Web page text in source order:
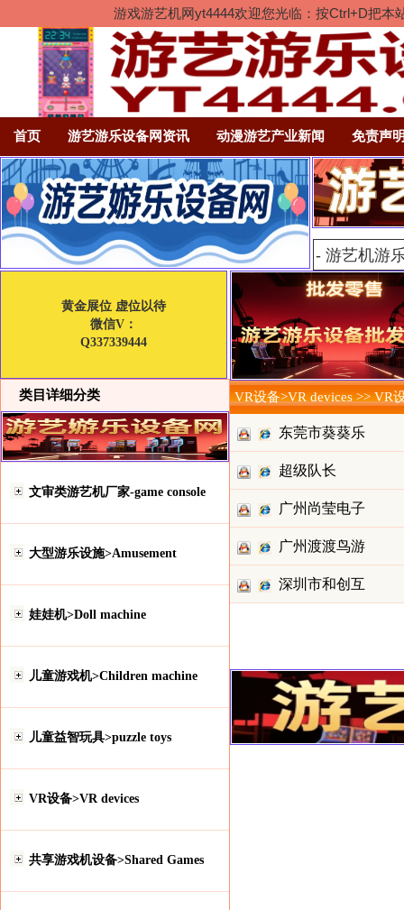
游戏游艺机网yt4444欢迎您光临：按Ctrl+D把
首页 游艺游乐设备网资讯 动漫游艺产业新闻 免责声
黄金展位 虚位以待
微信V：
Q337339444
类目详细分类
文审类游艺机厂家-game console
大型游乐设施>Amusement
娃娃机>Doll machine
儿童游戏机>Children machine
儿童益智玩具>puzzle toys
VR设备>VR devices
共享游戏机设备>Shared Games
VR设备>VR devices >> VR
东莞市葵葵乐
玩具贸易超级队长
广州尚莹电子
科技有限广州渡渡鸟游
乐设备有深圳市和创互